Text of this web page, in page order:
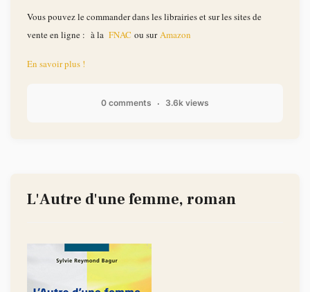
Vous pouvez le commander dans les librairies et sur les sites de
vente en ligne : à la FNAC ou surAmazon
En savoir plus !
0 comments 3.6k views
L'Autre d'une femme, roman